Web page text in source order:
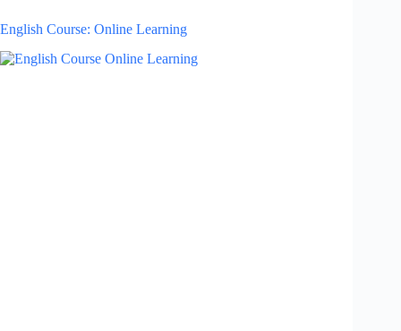
English Course: Online Learning